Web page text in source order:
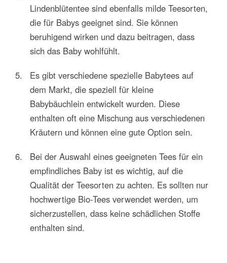
Lindenblütentee sind ebenfalls milde Teesorten,
die für Babys geeignet sind. Sie können
beruhigend wirken und dazu beitragen, dass
sich das Baby wohlfühlt.
Es gibt verschiedene spezielle Babytees auf
dem Markt, die speziell für kleine
Babybäuchlein entwickelt wurden. Diese
enthalten oft eine Mischung aus verschiedenen
Kräutern und können eine gute Option sein.
Bei der Auswahl eines geeigneten Tees für ein
empfindliches Baby ist es wichtig, auf die
Qualität der Teesorten zu achten. Es sollten nur
hochwertige Bio-Tees verwendet werden, um
sicherzustellen, dass keine schädlichen Stoffe
enthalten sind.